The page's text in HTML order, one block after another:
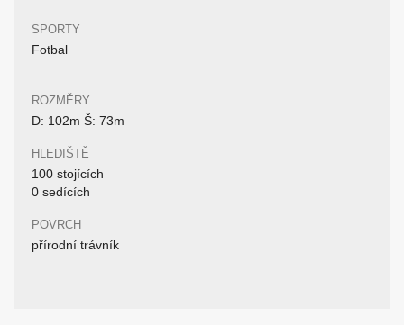
SPORTY
Fotbal
ROZMĚRY
D: 102m Š: 73m
HLEDIŠTĚ
100 stojících
0 sedících
POVRCH
přírodní trávník